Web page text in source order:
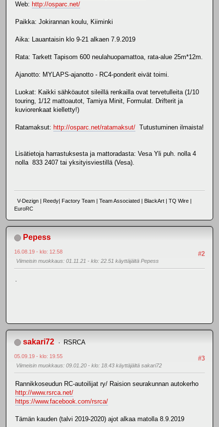
Web: http://osparc.net/
Paikka: Jokirannan koulu, Kiiminki
Aika: Lauantaisin klo 9-21 alkaen 7.9.2019
Rata: Tarkett Tapisom 600 neulahuopamattoa, rata-alue 25m*12m.
Ajanotto: MYLAPS-ajanotto - RC4-ponderit eivät toimi.
Luokat: Kaikki sähköautot sileillä renkailla ovat tervetulleita (1/10
touring, 1/12 mattoautot, Tamiya Minit, Formulat. Drifterit ja
kuviorenkaat kielletty!)
Ratamaksut: http://osparc.net/ratamaksut/ Tutustuminen ilmaista!
Lisätietoja harrastuksesta ja mattoradasta: Vesa Yli puh. nolla 4
nolla 833 2407 tai yksityisviestillä (Vesa).
V-Dezign | Reedy| Factory Team | Team Associated | BlackArt | TQ Wire |
EuroRC
Pepess
#2
16.08.19 - klo: 12.58
Viimeisin muokkaus: 01.11.21 - klo: 22.51 käyttäjältä Pepess
.
sakari72 RSRCA
#3
05.09.19 - klo: 19.55
Viimeisin muokkaus: 09.01.20 - klo: 18.43 käyttäjältä sakari72
Rannikkoseudun RC-autoilijat ry/ Raision seurakunnan autokerho
http://www.rsrca.net/
https://www.facebook.com/rsrca/
Tämän kauden (talvi 2019-2020) ajot alkaa matolla 8.9.2019